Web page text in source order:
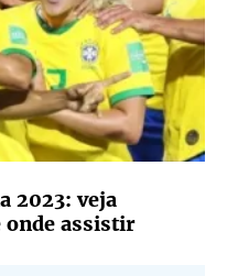
2023: veja
onde assistir